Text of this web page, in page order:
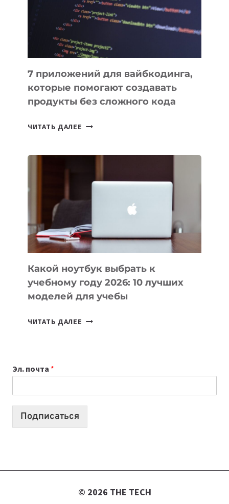
РАБОТЫ
7 приложений для вайбкодинга,
которые помогают создавать
продукты без сложного кода
ЧИТАТЬ ДАЛЕЕ
ПОМОГАЮТ
СОЗДАВАТЬ
БЕЗ
СЛОЖНОГО
КОДА
Какой ноутбук выбрать к
учебному году 2026: 10 лучших
моделей для учебы
ЧИТАТЬ ДАЛЕЕ КАКОЙ
2026:
10
Эл. почта *
Подписаться
© 2026 THE TECH